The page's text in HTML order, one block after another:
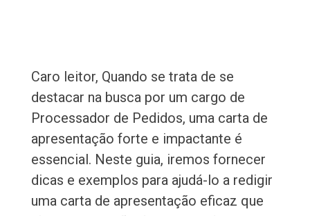
Caro leitor, Quando se trata de se
destacar na busca por um cargo de
Processador de Pedidos, uma carta de
apresentação forte e impactante é
essencial. Neste guia, iremos fornecer
dicas e exemplos para ajudá-lo a redigir
uma carta de apresentação eficaz que